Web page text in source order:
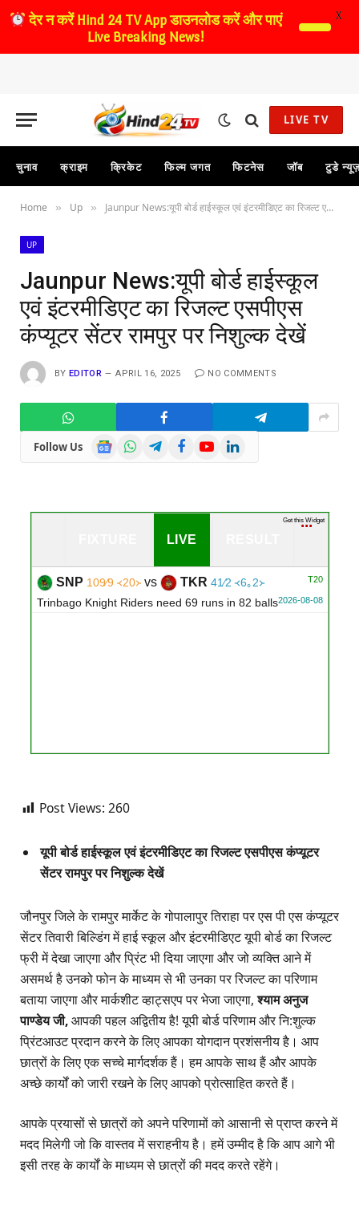
LIVE TV
चुनाव क्राइम क्रिकेट फिल्म जगत फिटनेस जॉब टुडे
Home » Up » Jaunpur News:यूपी बोर्ड हाईस्कूल एवं इंटरमीडिएट का रिजल्ट एसपीएस कंप्यूटर सेंटर रामपुर पर निशुल्क देखें
UP
Jaunpur News:यूपी बोर्ड हाईस्कूल
एवं इंटरमीडिएट का रिजल्ट एसपीएस
कंप्यूटर सेंटर रामपुर पर निशुल्क देखें
BY EDITOR APRIL 16, 2025 NO COMMENTS
Follow Us
GoogleWhatsAppTelegramFacebookYouTubeLinkedIn
LIVE
T20
SNP 109∕9 ᚜20᚛vs TKR 41∕2 ᚜6｡2᚛
2026-08-08
Trinbago Knight Riders need 69 runs in 82 balls
Get this Widget
Post Views: 260
यूपी बोर्ड हाईस्कूल एवं इंटरमीडिएट का रिजल्ट एसपीएस कंप्यूटर
सेंटर रामपुर पर निशुल्क देखें
जौनपुर जिले के रामपुर मार्केट के गोपालापुर तिराहा पर एस पी एस कंप्यूटर
सेंटर तिवारी बिल्डिंग में हाई स्कूल और इंटरमीडिएट यूपी बोर्ड का रिजल्ट
फ्री में देखा जाएगा और प्रिंट भी दिया जाएगा और जो व्यक्ति आने में
असमर्थ है उनको फोन के माध्यम से भी उनका पर रिजल्ट का परिणाम
बताया जाएगा और मार्कशीट व्हाट्सएप पर भेजा जाएगा,श्याम अनुज
पाण्डेय जी,आपकी पहल अद्वितीय है! यूपी बोर्ड परिणाम और नि:शुल्क
प्रिंटआउट प्रदान करने के लिए आपका योगदान प्रशंसनीय है। आप
छात्रों के लिए एक सच्चे मार्गदर्शक हैं। हम आपके साथ हैं और आपके
अच्छे कार्यों को जारी रखने के लिए आपको प्रोत्साहित करते हैं।
आपके प्रयासों से छात्रों को अपने परिणामों को आसानी से प्राप्त करने में
मदद मिलेगी जो कि वास्तव में सराहनीय है। हमें उम्मीद है कि आप आगे भी
इसी तरह के कार्यों के माध्यम से छात्रों की मदद करते रहेंगे।
देर न करेंHind 24 TV App डाउनलोड करें और पाएं
Live Breaking News!
X